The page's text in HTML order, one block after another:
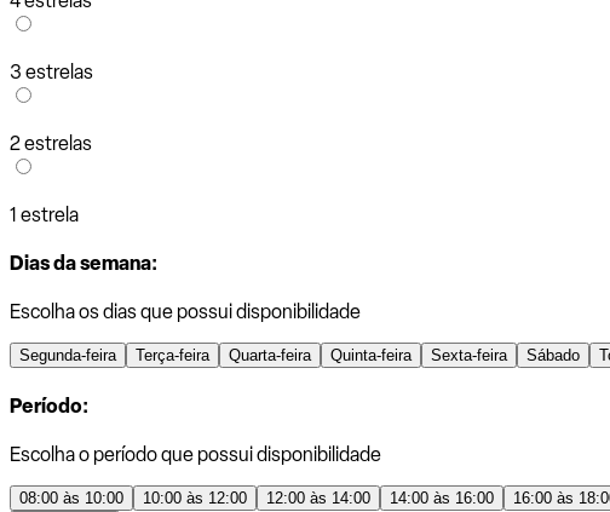
3 estrelas
2 estrelas
1 estrela
Dias da semana:
Escolha os dias que possui disponibilidade
Segunda-feira Terça-feira Quarta-feira Quinta-feira Sexta-feira Sábado
Período:
Escolha o período que possui disponibilidade
08:00 às 10:00 10:00 às 12:00 12:00 às 14:00 14:00 às 16:00 16:00 às